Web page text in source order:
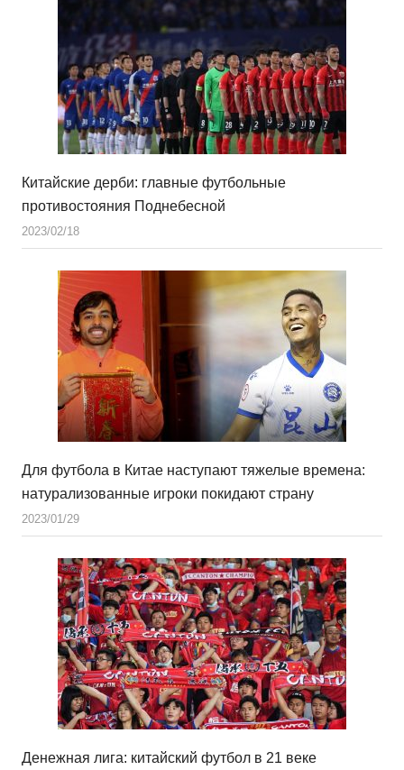
Китайские дерби: главные футбольные
противостояния Поднебесной
2023/02/18
Для футбола в Китае наступают тяжелые времена:
натурализованные игроки покидают страну
2023/01/29
Денежная лига: китайский футбол в 21 веке